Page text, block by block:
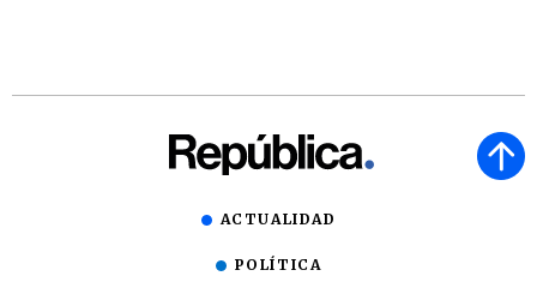
ACTUALIDAD
POLÍTICA